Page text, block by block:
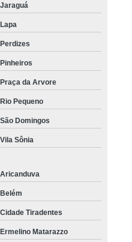
Jaraguá
Lapa
Perdizes
Pinheiros
Praça da Arvore
Rio Pequeno
São Domingos
Vila Sônia
Aricanduva
Belém
Cidade Tiradentes
Ermelino Matarazzo